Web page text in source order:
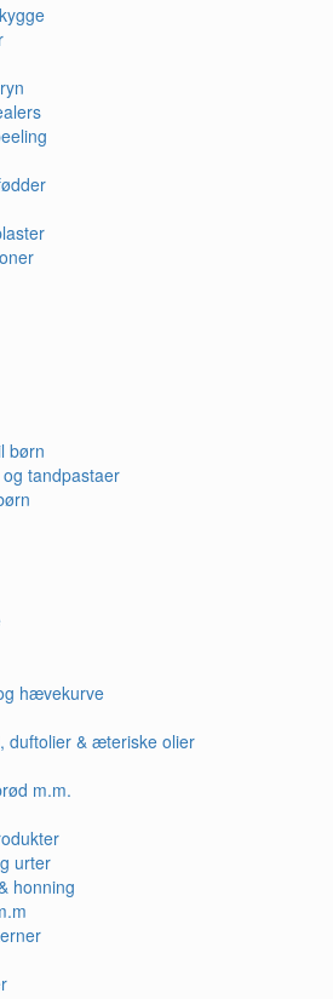
børn
tandpastaer
hævekurve
duftolier & æteriske olier
m.m.
urter
honning